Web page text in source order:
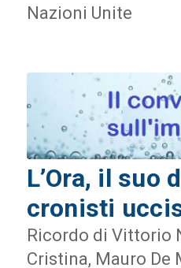
Nazioni Unite
L’Ora, il suo
cronisti
Ricordo di Vittorio
Cristina, Mauro De